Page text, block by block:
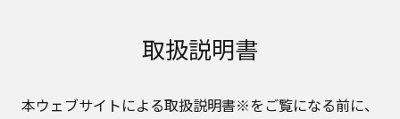
取扱説明書
本ウェブサイトによる取扱説明書※をご覧になる前に、